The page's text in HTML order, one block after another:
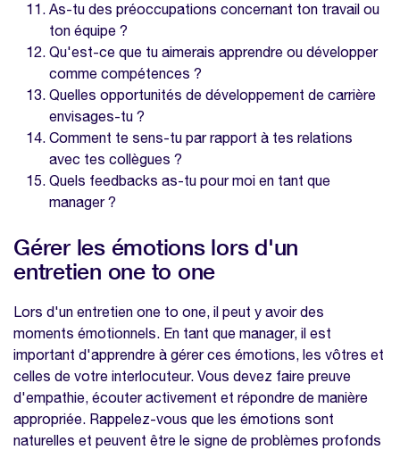
As-tu des préoccupations concernant ton travail ou
ton équipe ?
Qu'est-ce que tu aimerais apprendre ou développer
comme compétences ?
Quelles opportunités de développement de carrière
envisages-tu ?
Comment te sens-tu par rapport à tes relations
avec tes collègues ?
Quels feedbacks as-tu pour moi en tant que
manager ?
Gérer les émotions lors d'un
entretien one to one
Lors d'un entretien one to one, il peut y avoir des
moments émotionnels. En tant que manager, il est
important d'apprendre à gérer ces émotions, les vôtres et
celles de votre interlocuteur. Vous devez faire preuve
d'empathie, écouter activement et répondre de manière
appropriée. Rappelez-vous que les émotions sont
naturelles et peuvent être le signe de problèmes profonds